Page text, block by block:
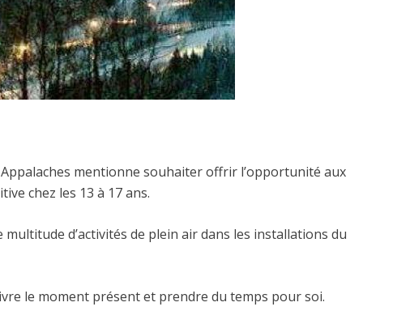
mentionne souhaiter offrir l’opportunité aux
chez les 13 à 17 ans.
d’activités de plein air dans les installations du
le moment présent et prendre du temps pour soi.